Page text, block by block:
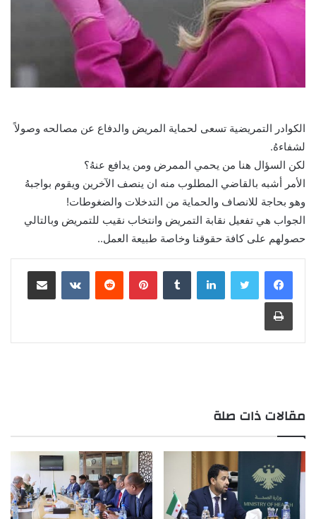
الكوادر التمريضية تسعى لحماية المريض والدفاع عن مصالحه وصولاً
لشفاءهُ.
لكن السؤال هنا من يحمي الممرض ومن يدافع عنهُ؟
الأمر أشبه بالقاضي المطلوب منه ان ينصف الآخرين ويقوم بواجبهُ
وهو بحاجة للانصاف والحماية من التدخلات والضغوطات!
الجواب هي تفعيل نقابة التمريض وانتخاب نقيب للتمريض وبالتالي
حصولهم على كافة حقوقنا وخاصة طبيعة العمل..
لينكدإن بينتيريست مشاركة عبر البريد
طباعة
مقالات ذات صلة